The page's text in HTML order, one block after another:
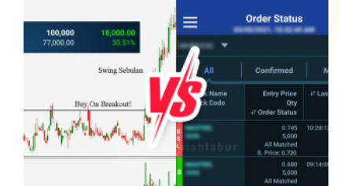
Pelaburan Saham Bukan Untuk Mereka Yang
Suka ‘Stress’